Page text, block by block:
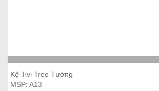
Kệ Tivi Treo Tường
MSP: A13